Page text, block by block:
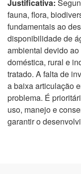
Justificativa:
fauna, flora,
fundamentais ao
disponibilidade de
ambiental devido
doméstica, rural e
tratado. A falta de
a baixa articulação
problema. É
uso, manejo e
garantir o